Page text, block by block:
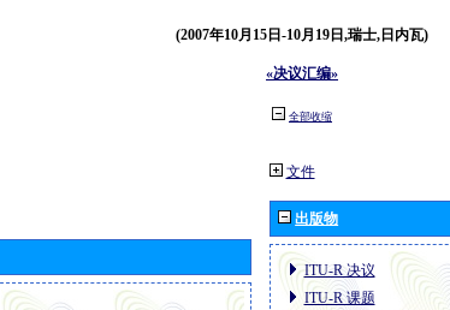
(2007年10月15日-10月19日,瑞士,日内瓦)
«决议汇编»
全部收缩
文件
出版物
ITU-R 决议
ITU-R 课题